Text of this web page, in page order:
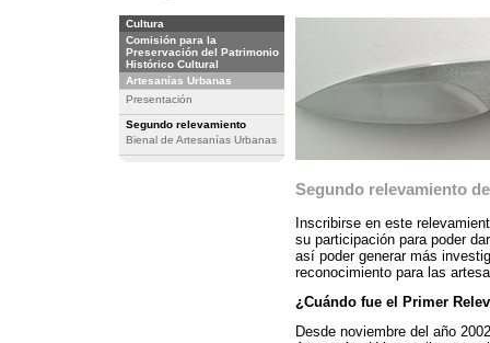
Cultura
Comisión para la
Preservación del Patrimonio
Histórico Cultural
Artesanías Urbanas
Presentación
Segundo relevamiento
Bienal de Artesanías Urbanas
Segundo relevamiento
Inscribirse en este
su participación para poder
así poder generar más
reconocimiento para las
¿Cuándo fue el Primer
Desde noviembre del año